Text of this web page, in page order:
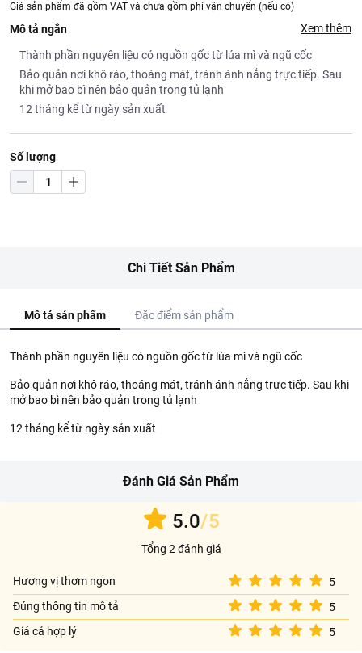
Giá sản phẩm đã gồm VAT và chưa gồm phí vận chuyển (nếu có)
Mô tả ngắn Xem thêm
Thành phần nguyên liệu có nguồn gốc từ lúa mì và ngũ cốc
Bảo quản nơi khô ráo, thoáng mát, tránh ánh nắng trực tiếp. Sau
khi mở bao bì nên bảo quản trong tủ lạnh
12 tháng kể từ ngày sản xuất
Số lượng
Chi Tiết Sản Phẩm
Mô tả sản phẩm Đặc điểm sản phẩm
Thành phần nguyên liệu có nguồn gốc từ lúa mì và ngũ cốc
Bảo quản nơi khô ráo, thoáng mát, tránh ánh nắng trực tiếp. Sau khi
mở bao bì nên bảo quản trong tủ lạnh
12 tháng kể từ ngày sản xuất
Đánh Giá Sản Phẩm
5.0/5
Tổng 2 đánh giá
Hương vị thơm ngon
5
Đúng thông tin mô tả
5
Giá cả hợp lý
5